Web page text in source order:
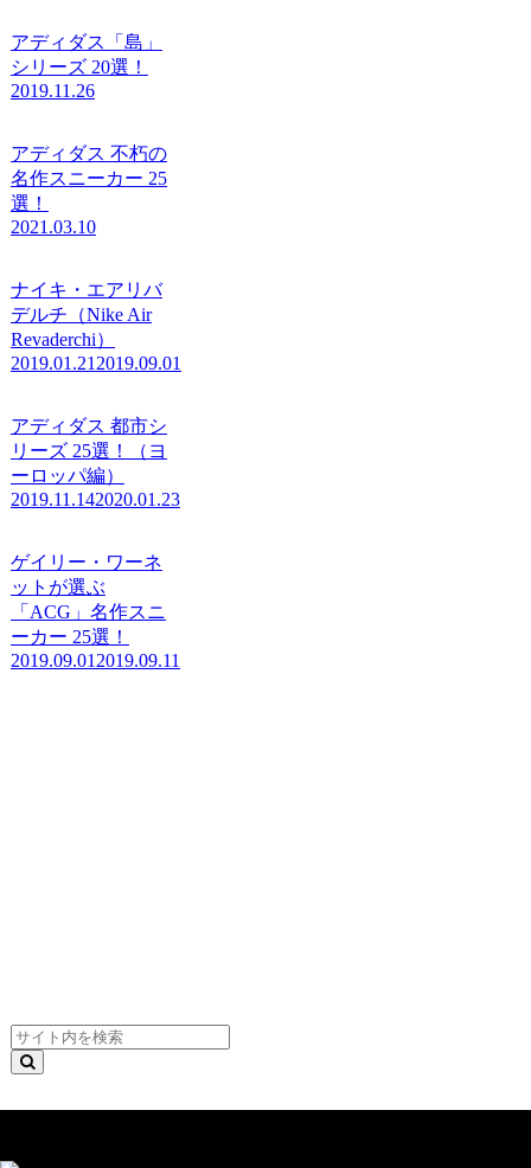
アディダス「島」
シリーズ 20選！
2019.11.26
アディダス 不朽の
名作スニーカー 25
選！
2021.03.10
ナイキ・エアリバ
デルチ（Nike Air
Revaderchi）
2019.01.21 2019.09.01
アディダス 都市シ
リーズ 25選！（ヨ
ーロッパ編）
2019.11.142020.01.23
ゲイリー・ワーネ
ットが選ぶ
「ACG」名作スニ
ーカー 25選！
2019.09.01 2019.09.11